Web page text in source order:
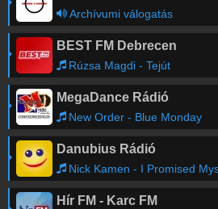
Archívumi válogatás
BEST FM Debrecen
Rúzsa Magdi - Tejút
MegaDance Rádió
New Order - Blue Monday
Danubius Rádió
Nick Kamen - I Promised
Hír FM - Karc FM